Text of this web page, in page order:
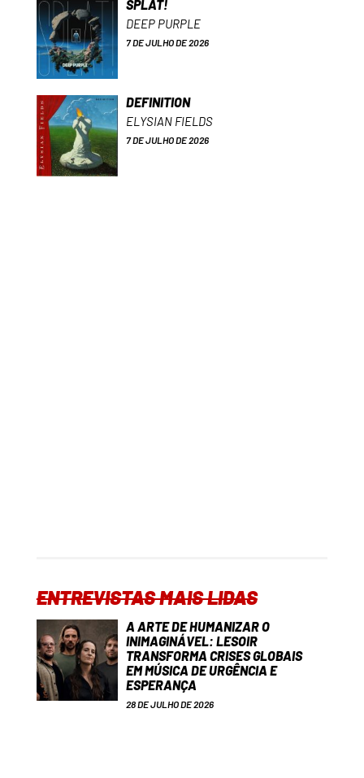
SPLAT!
DEEP PURPLE
7 DE JULHO DE 2026
DEFINITION
ELYSIAN FIELDS
7 DE JULHO DE 2026
ENTREVISTAS MAIS LIDAS
A ARTE DE HUMANIZAR O
INIMAGINÁVEL: LESOIR
TRANSFORMA CRISES GLOBAIS
EM MÚSICA DE URGÊNCIA E
ESPERANÇA
28 DE JULHO DE 2026